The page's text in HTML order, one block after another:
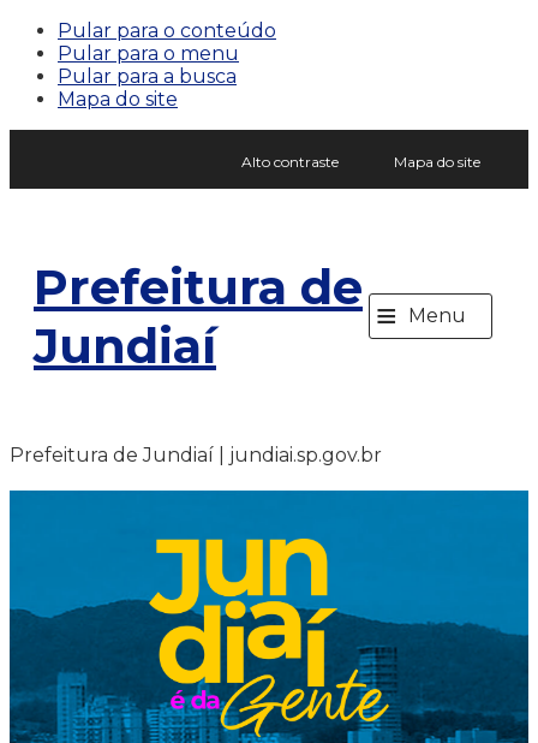
Pular para o conteúdo
Pular para o menu
Pular para a busca
Mapa do site
Alto contraste Mapa do site
Prefeitura de
Jundiaí
≡ Menu
Prefeitura de Jundiaí | jundiai.sp.gov.br